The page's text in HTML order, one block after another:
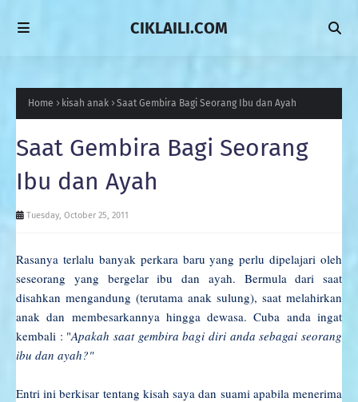
CIKLAILI.COM
Home kisah anak Saat Gembira Bagi Seorang Ibu dan Ayah
Saat Gembira Bagi Seorang
Ibu dan Ayah
Tuesday, October 25, 2011
Rasanya terlalu banyak perkara baru yang perlu dipelajari oleh
seseorang yang bergelar ibu dan ayah. Bermula dari saat
disahkan mengandung (terutama anak sulung), saat melahirkan
anak dan membesarkannya hingga dewasa. Cuba anda ingat
kembali : "Apakah saat gembira bagi diri anda sebagai seorang
ibu dan ayah?"
Entri ini berkisar tentang kisah saya dan suami apabila menerima